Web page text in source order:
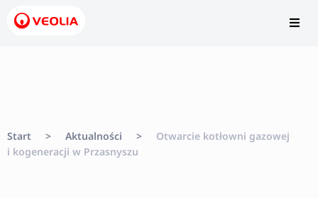
Start > Aktualności >
Otwarcie kotłowni gazowej
i kogeneracji w Przasnyszu